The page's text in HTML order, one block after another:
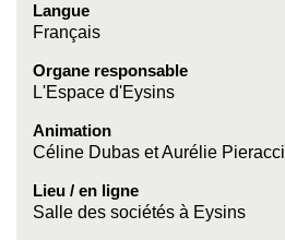
Langue
Français
Organe responsable
L'Espace d'Eysins
Animation
Céline Dubas et Aurélie Pieracci
Lieu / en ligne
Salle des sociétés à Eysins